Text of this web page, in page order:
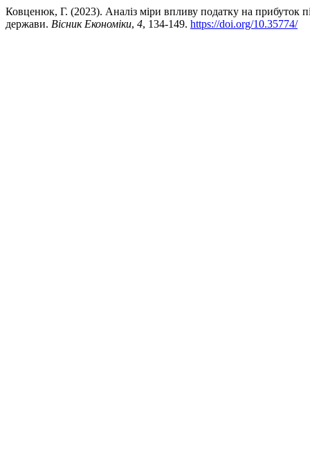
Ковценюк, Г. (2023). Аналіз міри впливу податку на прибуток
держави. Вісник Економіки, 4, 134-149. https://doi.org/10.35774/